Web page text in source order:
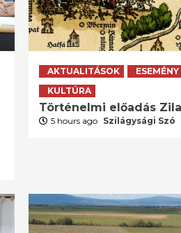
AKTUALITÁSOK
ESEMÉNY
KULTÚRA
Történelmi előadás
5 hours ago Szilágysági Szó